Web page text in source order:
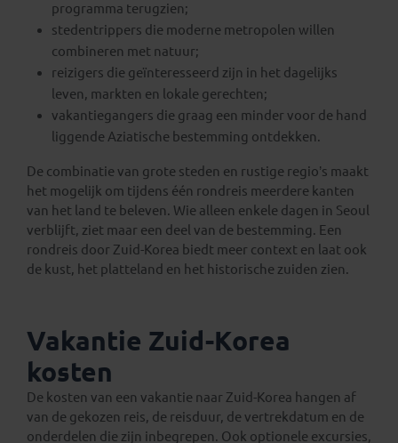
programma terugzien;
stedentrippers die moderne metropolen willen
combineren met natuur;
reizigers die geïnteresseerd zijn in het dagelijks
leven, markten en lokale gerechten;
vakantiegangers die graag een minder voor de hand
liggende Aziatische bestemming ontdekken.
De combinatie van grote steden en rustige regio’s maakt
het mogelijk om tijdens één rondreis meerdere kanten
van het land te beleven. Wie alleen enkele dagen in Seoul
verblijft, ziet maar een deel van de bestemming. Een
rondreis door Zuid-Korea biedt meer context en laat ook
de kust, het platteland en het historische zuiden zien.
Vakantie Zuid-Korea
kosten
De kosten van een vakantie naar Zuid-Korea hangen af
van de gekozen reis, de reisduur, de vertrekdatum en de
onderdelen die zijn inbegrepen. Ook optionele excursies,